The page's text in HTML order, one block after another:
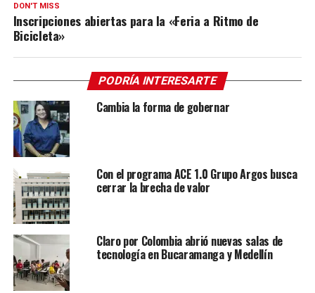
DON'T MISS
Inscripciones abiertas para la «Feria a Ritmo de
Bicicleta»
PODRÍA INTERESARTE
Cambia la forma de gobernar
Con el programa ACE 1.0 Grupo Argos busca
cerrar la brecha de valor
Claro por Colombia abrió nuevas salas de
tecnología en Bucaramanga y Medellín